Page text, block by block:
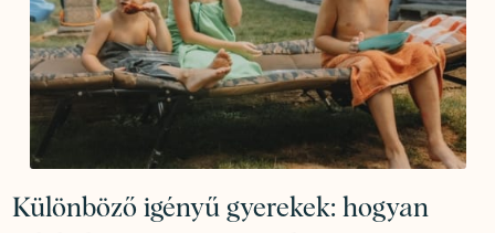
Különböző igényű gyerekek: hogyan